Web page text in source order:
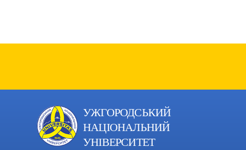
УЖГОРОДСЬКИЙ
НАЦІОНАЛЬНИЙ
УНІВЕРСИТЕТ